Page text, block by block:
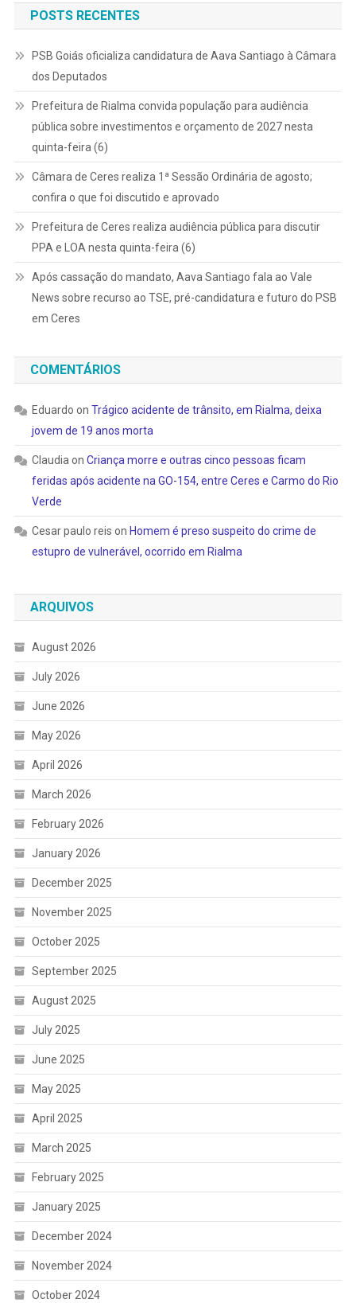
POSTS RECENTES
PSB Goiás oficializa candidatura de Aava Santiago à Câmara
dos Deputados
Prefeitura de Rialma convida população para audiência
pública sobre investimentos e orçamento de 2027 nesta
quinta-feira (6)
Câmara de Ceres realiza 1ª Sessão Ordinária de agosto;
confira o que foi discutido e aprovado
Prefeitura de Ceres realiza audiência pública para discutir
PPA e LOA nesta quinta-feira (6)
Após cassação do mandato, Aava Santiago fala ao Vale
News sobre recurso ao TSE, pré-candidatura e futuro do PSB
em Ceres
COMENTÁRIOS
Eduardo on Trágico acidente de trânsito, em Rialma, deixa
jovem de 19 anos morta
Claudia on Criança morre e outras cinco pessoas ficam
feridas após acidente na GO-154, entre Ceres e Carmo do Rio
Verde
Cesar paulo reis on Homem é preso suspeito do crime de
estupro de vulnerável, ocorrido em Rialma
ARQUIVOS
August 2026
July 2026
June 2026
May 2026
April 2026
March 2026
February 2026
January 2026
December 2025
November 2025
October 2025
September 2025
August 2025
July 2025
June 2025
May 2025
April 2025
March 2025
February 2025
January 2025
December 2024
November 2024
October 2024